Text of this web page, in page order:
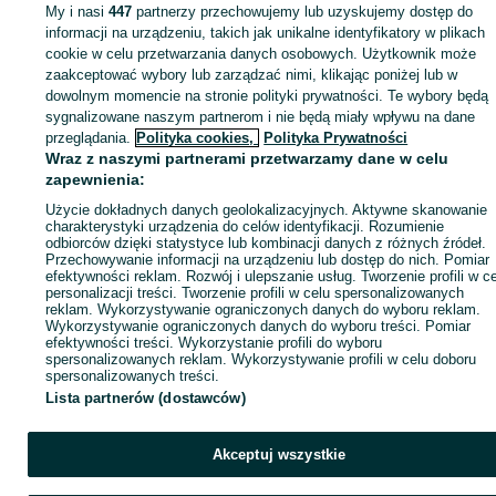
KATEGORIA
ID:1082885929 Wyświetlenia:
My i nasi447 partnerzy przechowujemy lub uzyskujemy dostęp do
informacji na urządzeniu, takich jak unikalne identyfikatory w plikach
cookie w celu przetwarzania danych osobowych. Użytkownik może
zaakceptować wybory lub zarządzać nimi, klikając poniżej lub w
dowolnym momencie na stronie polityki prywatności. Te wybory będą
sygnalizowane naszym partnerom i nie będą miały wpływu na dane
przeglądania. Polityka cookies, Polityka Prywatności
Wraz z naszymi partnerami przetwarzamy dane w celu
zapewnienia:
Użycie dokładnych danych geolokalizacyjnych. Aktywne skanowanie
charakterystyki urządzenia do celów identyfikacji. Rozumienie
odbiorców dzięki statystyce lub kombinacji danych z różnych źródeł.
Przechowywanie informacji na urządzeniu lub dostęp do nich. Pomiar
efektywności reklam. Rozwój i ulepszanie usług. Tworzenie profili w
personalizacji treści. Tworzenie profili w celu spersonalizowanych
reklam. Wykorzystywanie ograniczonych danych do wyboru reklam.
Wykorzystywanie ograniczonych danych do wyboru treści. Pomiar
efektywności treści. Wykorzystanie profili do wyboru
spersonalizowanych reklam. Wykorzystywanie profili w celu doboru
spersonalizowanych treści.
Lista partnerów (dostawców)
Akceptuj wszystkie